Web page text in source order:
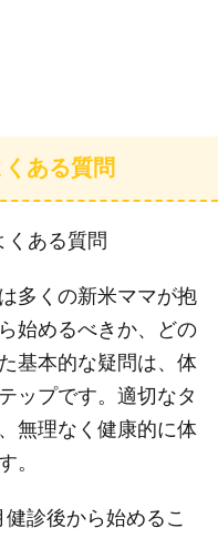
ある質問
ある質問
多くの新米ママが抱
始めるべきか、どの
基本的な疑問は、体
ップです。適切なタ
無理なく健康的に体
。
診後から始めるこ